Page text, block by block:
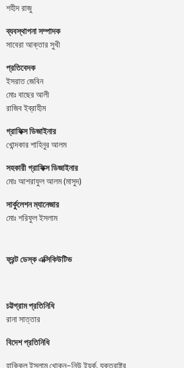
শহীদ রাজু
ব্যবস্থাপনা সম্পাদক
সাবেরা আক্তার সুখী
প্রতিবেদক
ইসরাত জেবিন
মোঃ বাছের আলী
রাজিব ইব্রাহীম
গ্রাফিক্স ডিজাইনার
খোন্দকার শাহিনুর আলম
সহকারী গ্রাফিক্স ডিজাইনার
মোঃ আশরাফুল আলম (মাসুদ)
সার্কুলেশন ম্যানেজার
মোঃ শরিফুল ইসলাম
ফ্রন্ট ডেস্ক এক্সিকিউটিভ
চট্টগ্রাম প্রতিনিধি
রানা সাত্তার
বিদেশ প্রতিনিধি
হাকিকুল ইসলাম খোকন–নিউ ইয়র্ক, যুক্তরাষ্ট্র